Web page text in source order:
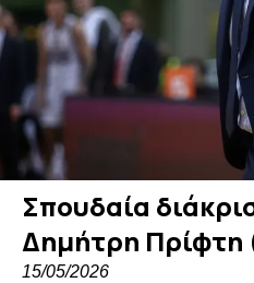
Σπουδαία
Δημήτρη
15/05/2026